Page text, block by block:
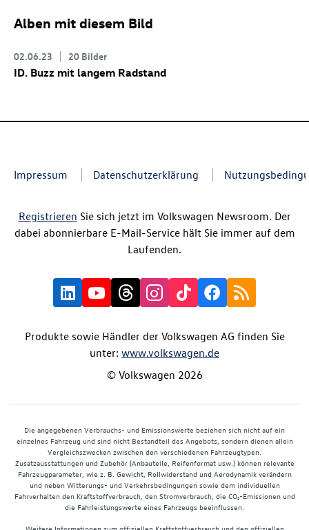
Alben mit diesem Bild
02.06.23 20 Bilder
ID. Buzz mit langem Radstand
Impressum Datenschutzerklärung
Registrieren Sie sich jetzt im Volkswagen Newsroom. Der
dabei abonnierbare E-Mail-Service hält Sie immer auf dem
Laufenden.
Produkte sowie Händler der Volkswagen AG finden Sie
unter: www.volkswagen.de
© Volkswagen 2026
Die angegebenen Verbrauchs- und Emissionswerte beziehen sich nicht auf ein
einzelnes Fahrzeug und sind nicht Bestandteil des Angebots, sondern dienen allein
Vergleichszwecken zwischen den verschiedenen Fahrzeugtypen.
Zusatzausstattungen und Zubehör (Anbauteile, Reifenformat usw.) können relevante
Fahrzeugparameter, wie z. B. Gewicht, Rollwiderstand und Aerodynamik verändern
und neben Witterungs- und Verkehrsbedingungen sowie dem individuellen
Fahrverhalten den Kraftstoffverbrauch, den Stromverbrauch, die CO₂-Emissionen und
die Fahrleistungswerte eines Fahrzeugs beeinflussen.